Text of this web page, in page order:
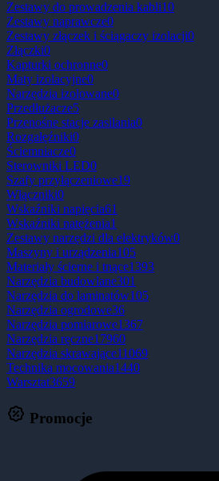
Zestawy do prowadzenia kabli10
Zestawy naprawcze0
Zestawy złączek i ściągaczy izolacji0
Złączki0
Kapturki ochronne0
Maty izolacyjne0
Narzędzia izolowane0
Przedłużacze5
Przenośne stacje zasilania0
Rozgałęźniki0
Ściemniacze0
Sterowniki LED0
Szafy przyłączeniowe19
Włączniki0
Wskaźniki napięcia61
Wskaźniki natężenia1
Zestawy narzędzi dla elektryków0
Maszyny i urządzenia105
Materiały ścierne i tnące1393
Narzędzia budowlane301
Narzędzia do laminatów105
Narzędzia ogrodowe36
Narzędzia pomiarowe1367
Narzędzia ręczne17960
Narzędzia skrawające11069
Technika mocowania1440
Warsztat3659
Promocje